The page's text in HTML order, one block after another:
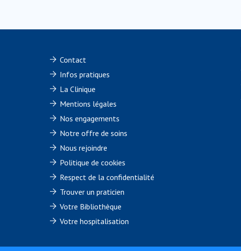
Contact
Infos pratiques
La Clinique
Mentions légales
Nos engagements
Notre offre de soins
Nous rejoindre
Politique de cookies
Respect de la confidentialité
Trouver un praticien
Votre Bibliothèque
Votre hospitalisation